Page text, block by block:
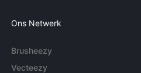
Ons Netwerk
Brusheezy
Vecteezy